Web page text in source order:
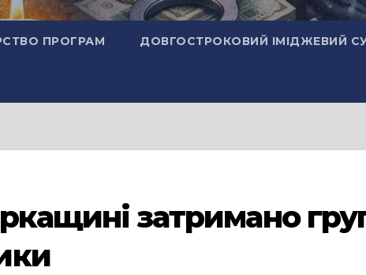
ПРОГРАМ ДОВГОСТРОКОВИЙ ІМІДЖЕВИЙ
затримано